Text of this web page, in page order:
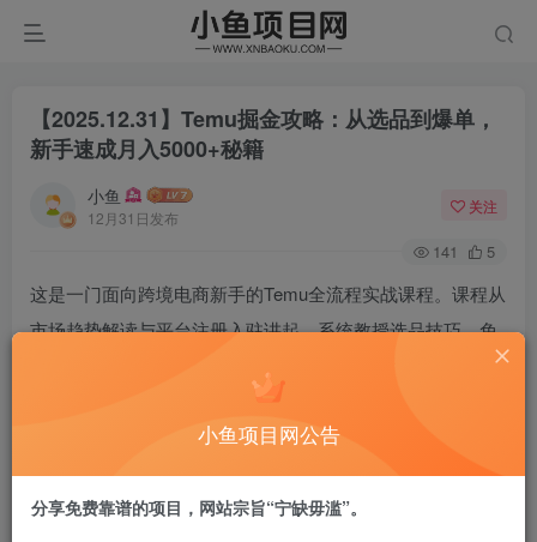
【2025.12.31】Temu掘金攻略：从选品到爆单，
新手速成月入5000+秘籍
小鱼
12月31日发布
关注
141 5
这是一门面向跨境电商新手的Temu全流程实战课程。课程从
市场趋势解读与平台注册入驻讲起，系统教授选品技巧、免
费工具使用、定价策略、商品上架等基础操作。进而深入讲
解爆款打造、流量获取、买手对接等核心运营方法，并提供
关键的避坑指南。内容涵盖从店铺开设到持续盈利的完整链
路，旨在帮助学员快速掌握Temu平台运营精髓，实现店铺从
零起步到稳定出单的跨越。
小鱼项目网公告
分享免费靠谱的项目，网站宗旨“宁缺毋滥”。